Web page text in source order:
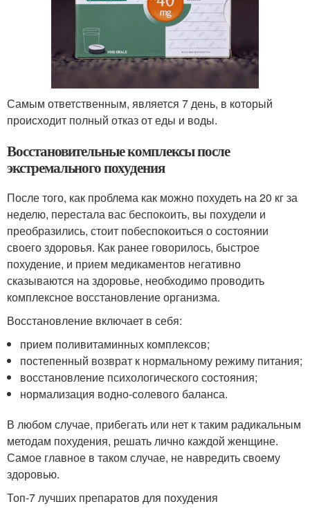
Самым ответственным, является 7 день, в который
происходит полный отказ от еды и воды.
Восстановительные комплексы после
экстремального похудения
После того, как проблема как можно похудеть на 20 кг за
неделю, перестала вас беспокоить, вы похудели и
преобразились, стоит побеспокоиться о состоянии
своего здоровья. Как ранее говорилось, быстрое
похудение, и прием медикаментов негативно
сказываются на здоровье, необходимо проводить
комплексное восстановление организма.
Восстановление включает в себя:
прием поливитаминных комплексов;
постепенный возврат к нормальному режиму питания;
восстановление психологического состояния;
нормализация водно-солевого баланса.
В любом случае, прибегать или нет к таким радикальным
методам похудения, решать лично каждой женщине.
Самое главное в таком случае, не навредить своему
здоровью.
Топ-7 лучших препаратов для похудения